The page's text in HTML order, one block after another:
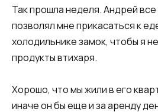
​Так прошла неделя. Андрей
позволял мне прикасаться к
холодильнике замок, чтобы я
продукты втихаря.
Хорошо, что мы жили в его
иначе он бы еще и за аренду